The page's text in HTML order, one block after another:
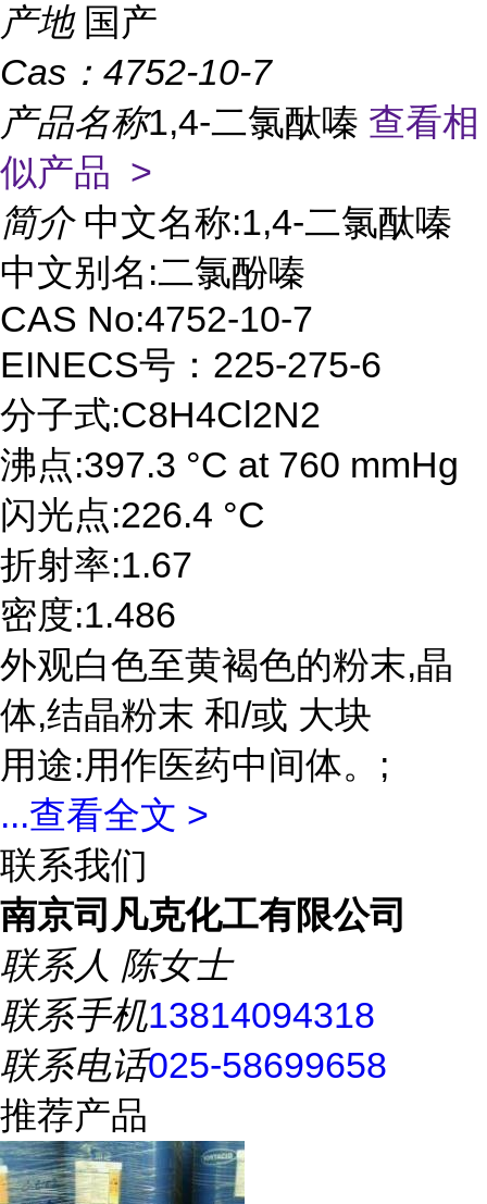
产地 国产
Cas： 4752-10-7
产品名称1,4-二氯酞嗪 查看相
似产品 >
简介 中文名称:1,4-二氯酞嗪
中文别名:二氯酚嗪
CAS No:4752-10-7
EINECS号：225-275-6
分子式:C8H4Cl2N2
沸点:397.3 °C at 760 mmHg
闪光点:226.4 °C
折射率:1.67
密度:1.486
外观白色至黄褐色的粉末,晶
体,结晶粉末 和/或 大块
用途:用作医药中间体。;
...查看全文 >
联系我们
南京司凡克化工有限公司
联系人 陈女士
联系手机13814094318
联系电话025-58699658
推荐产品